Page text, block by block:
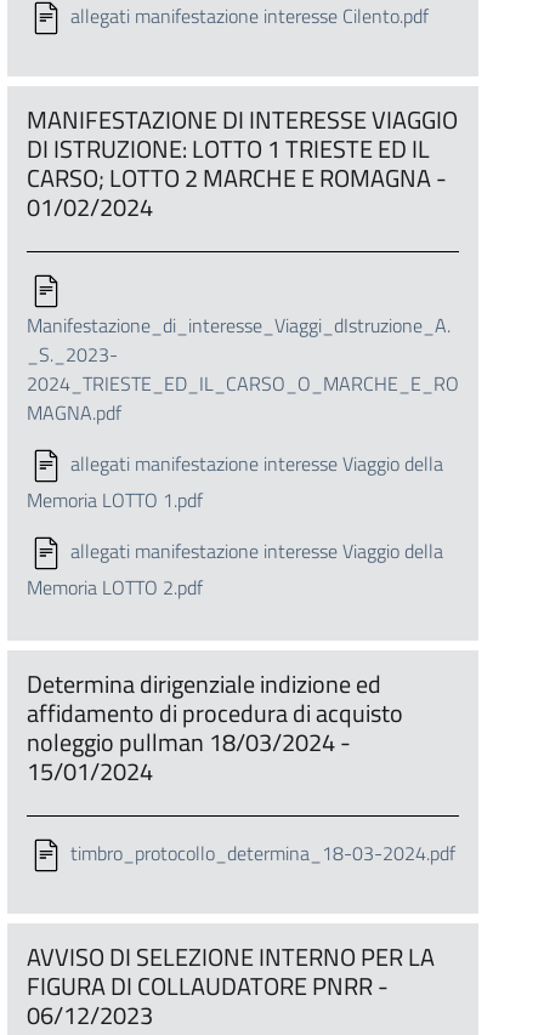
allegati manifestazione interesse Cilento.pdf
MANIFESTAZIONE DI INTERESSE VIAGGIO
DI ISTRUZIONE: LOTTO 1 TRIESTE ED IL
CARSO; LOTTO 2 MARCHE E ROMAGNA -
01/02/2024
Manifestazione_di_interesse_Viaggi_dIstruzione_A.
_S._2023-
2024_TRIESTE_ED_IL_CARSO_O_MARCHE_E_RO
MAGNA.pdf
allegati manifestazione interesse Viaggio della
Memoria LOTTO 1.pdf
allegati manifestazione interesse Viaggio della
Memoria LOTTO 2.pdf
Determina dirigenziale indizione ed
affidamento di procedura di acquisto
noleggio pullman 18/03/2024 -
15/01/2024
timbro_protocollo_determina_18-03-2024.pdf
AVVISO DI SELEZIONE INTERNO PER LA
FIGURA DI COLLAUDATORE PNRR -
06/12/2023